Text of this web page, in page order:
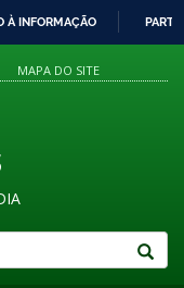
À INFORMAÇÃO
MAPA DO SITE